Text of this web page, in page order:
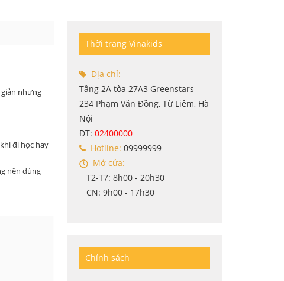
nhưng
đi học hay
nên dùng
Thời trang Vinakids
Địa chỉ:
Tầng 2A tòa 27A3 Greenstars
234 Phạm Văn Đồng, Từ Liêm, Hà
Nội
ĐT:02400000
Hotline: 09999999
Mở cửa:
T2-T7: 8h00 - 20h30
CN: 9h00 - 17h30
Chính sách